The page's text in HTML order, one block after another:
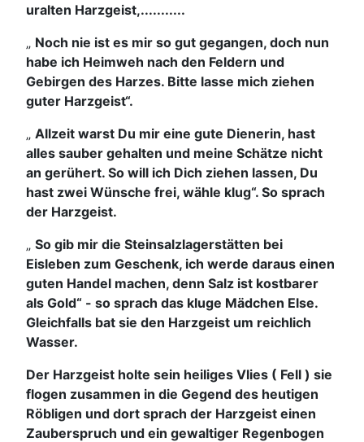
uralten Harzgeist,...........
„ Noch nie ist es mir so gut gegangen, doch nun
habe ich Heimweh nach den Feldern und
Gebirgen des Harzes. Bitte lasse mich ziehen
guter Harzgeist“.
„ Allzeit warst Du mir eine gute Dienerin, hast
alles sauber gehalten und meine Schätze nicht
an gerühert. So will ich Dich ziehen lassen, Du
hast zwei Wünsche frei, wähle klug“. So sprach
der Harzgeist.
„ So gib mir die Steinsalzlagerstätten bei
Eisleben zum Geschenk, ich werde daraus einen
guten Handel machen, denn Salz ist kostbarer
als Gold“ - so sprach das kluge Mädchen Else.
Gleichfalls bat sie den Harzgeist um reichlich
Wasser.
Der Harzgeist holte sein heiliges Vlies ( Fell ) sie
flogen zusammen in die Gegend des heutigen
Röbligen und dort sprach der Harzgeist einen
Zauberspruch und ein gewaltiger Regenbogen